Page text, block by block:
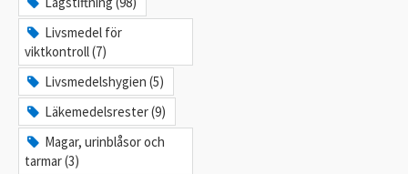
Livsmedel för
viktkontroll (7)
Livsmedelshygien (5)
Läkemedelsrester (9)
Magar, urinblåsor och
tarmar (3)